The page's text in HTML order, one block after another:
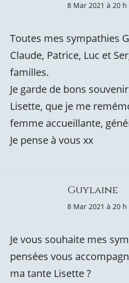
8 Mar 2021 à 20
Toutes mes sympathies
Claude, Patrice, Luc et
familles.
Je garde de bons
Lisette, que je me
femme accueillante,
Je pense à vous xx
Guylaine
8 Mar 2021 à 20
Je vous souhaite mes
pensées vous
ma tante Lisette ?